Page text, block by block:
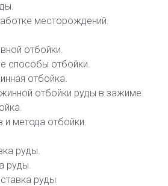
месторождений.
отбойки.
способы отбойки.
отбойка.
отбойки руды в зажиме.
метода отбойки.
руды.
руды.
руды